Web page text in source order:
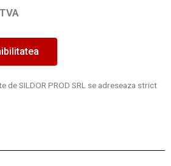
de SILDOR PROD SRL se adreseaza strict